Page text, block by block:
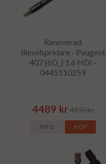
Renoverad
dieselspridare - Peugeot
407 (6D_) 1.6 HDi -
0445110259
4489 kr 4990 kr
INFO KÖP